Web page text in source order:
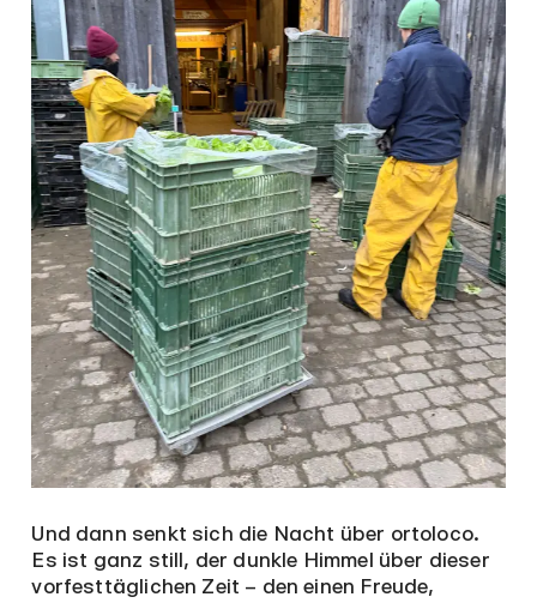
Und dann senkt sich die Nacht über ortoloco.
Es ist ganz still, der dunkle Himmel über dieser
vorfesttäglichen Zeit – den einen Freude,